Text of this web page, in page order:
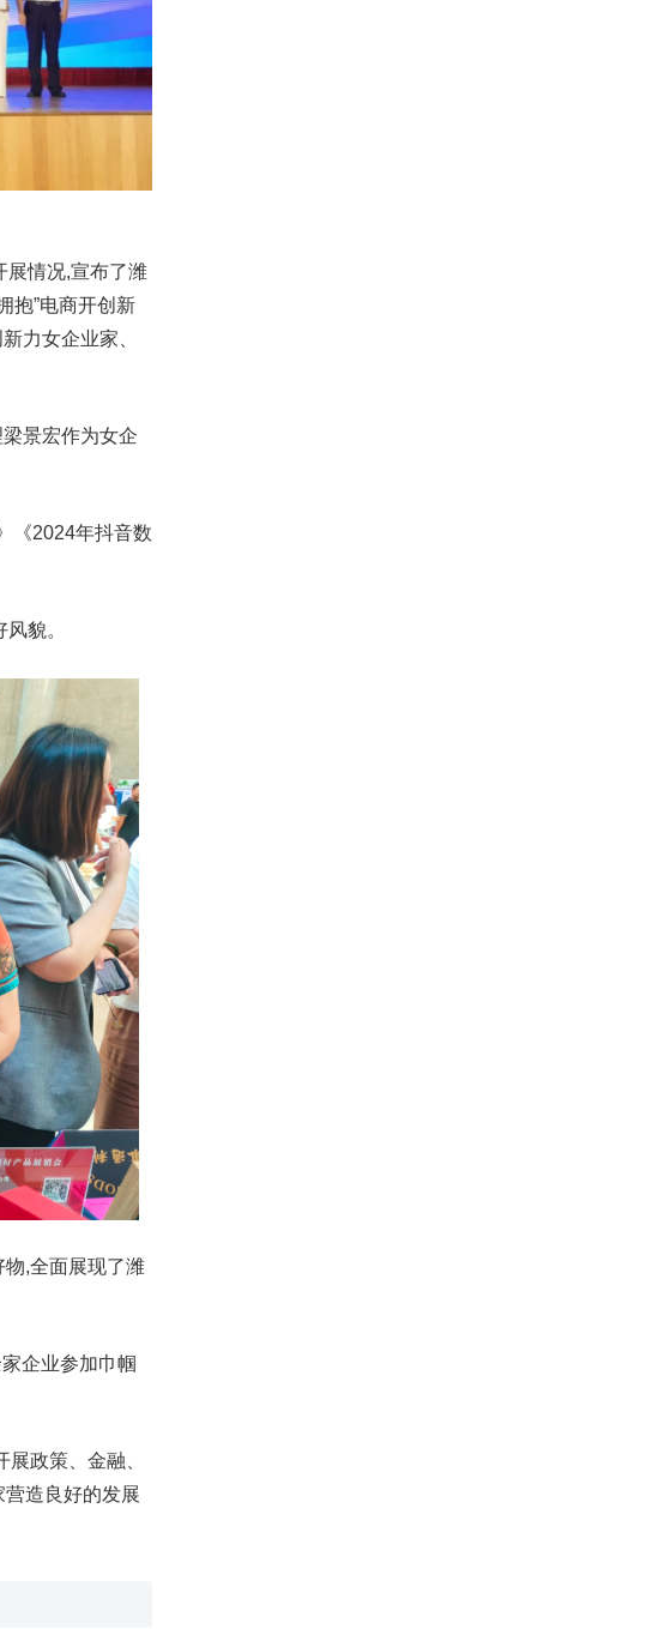
展情况,宣布了潍
抱”电商开创新
力女企业家、
景宏作为女企
《2024年抖音数
貌。
物,全面展现了潍
企业参加巾帼
政策、金融、
营造良好的发展